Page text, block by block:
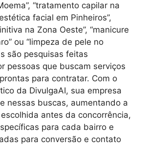
“tratamento capilar na
facial em Pinheiros”,
na Zona Oeste”, “manicure
ou “limpeza de pele no
são pesquisas feitas
pessoas que buscam serviços
para contratar. Com o
da DivulgaAI, sua empresa
nessas buscas, aumentando a
antes da concorrência,
para cada bairro e
para conversão e contato